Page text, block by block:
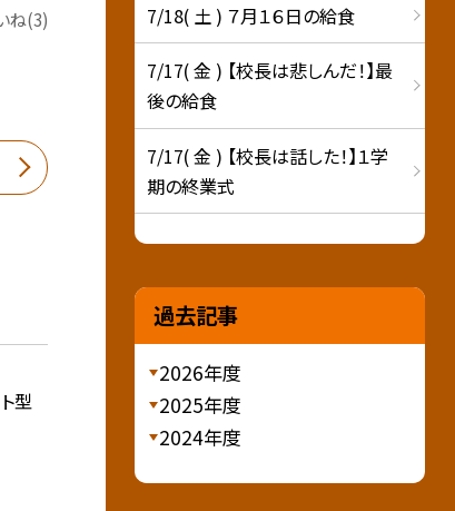
ね(3)
型
7/18( 土 ) ７月１６日の給食
7/17( 金 ) 【校長は悲しんだ！】最
後の給食
7/17( 金 ) 【校長は話した！】１学
期の終業式
過去記事
2026年度
2025年度
2024年度